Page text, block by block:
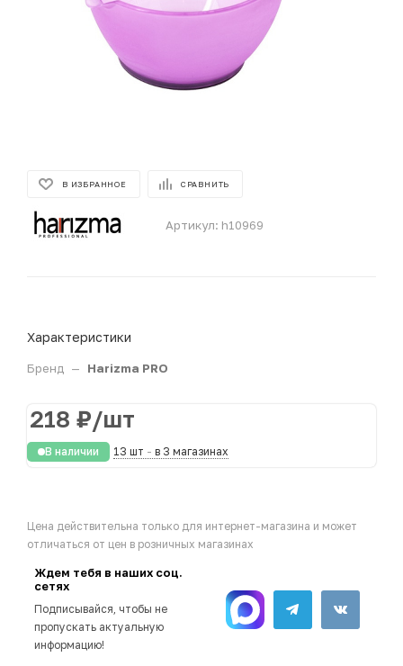
В ИЗБРАННОЕ СРАВНИТЬ
Артикул: h10969
Характеристики
Бренд — Harizma PRO
218 ₽/шт
В наличии 13 шт - в 3 магазинах
Цена действительна только для интернет-магазина и может
отличаться от цен в розничных магазинах
Ждем тебя в наших соц.
сетях
Подписывайся, чтобы не
пропускать актуальную
информацию!